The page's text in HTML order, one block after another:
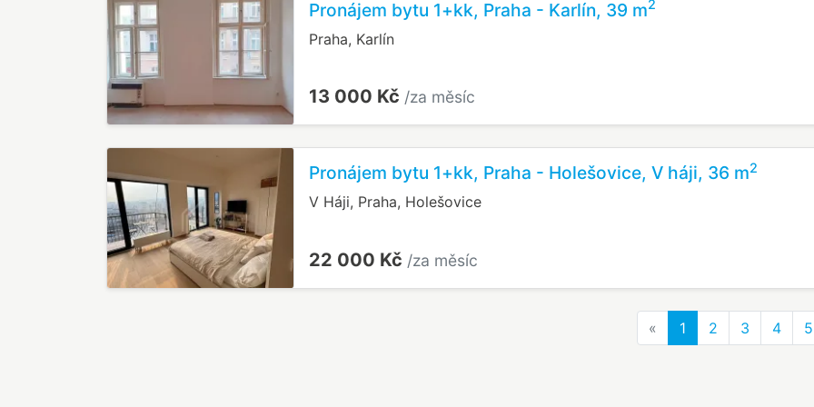
Pronájem bytu 1+kk, Praha - Karlín, 39 m2
Praha, Karlín
13 000 Kč /za měsíc
Pronájem bytu 1+kk, Praha - Holešovice, V háji, 36 m2
V Háji, Praha, Holešovice
22 000 Kč /za měsíc
« Previous
1 2 3 4 5